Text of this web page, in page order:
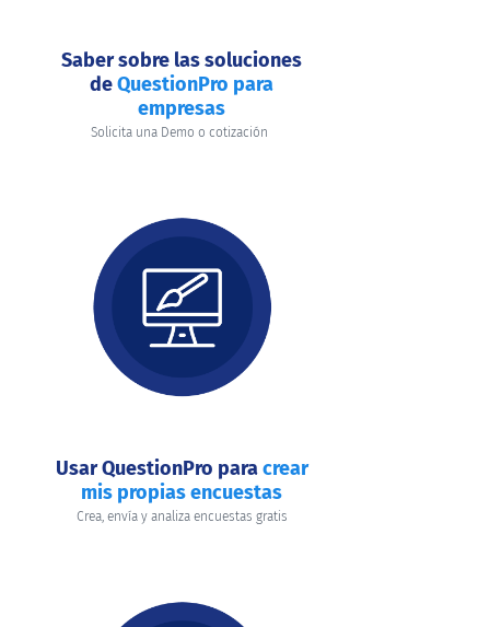
Saber sobre las soluciones
deQuestionPro para
empresas
Solicita una Demo o cotización
Usar QuestionPro paracrear
mis propias encuestas
Crea, envía y analiza encuestas gratis